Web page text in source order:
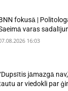
fokusā |
varas
16:03
jāmazgā
ar viedokli par